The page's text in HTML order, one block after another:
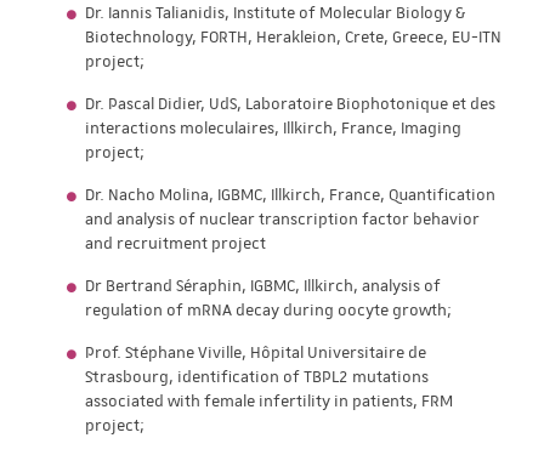
Dr. Iannis Talianidis, Institute of Molecular Biology &
Biotechnology, FORTH, Herakleion, Crete, Greece, EU-ITN
project;
Dr. Pascal Didier, UdS, Laboratoire Biophotonique et des
interactions moleculaires, Illkirch, France, Imaging
project;
Dr. Nacho Molina, IGBMC, Illkirch, France, Quantification
and analysis of nuclear transcription factor behavior
and recruitment project
Dr Bertrand Séraphin, IGBMC, Illkirch, analysis of
regulation of mRNA decay during oocyte growth;
Prof. Stéphane Viville, Hôpital Universitaire de
Strasbourg, identification of TBPL2 mutations
associated with female infertility in patients, FRM
project;